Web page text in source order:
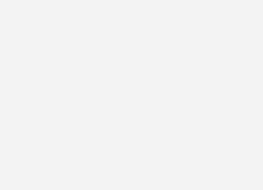
gezeigt: In
von
Steuerung des
beteiligt sind, fanden
übergewichtigen Frauen